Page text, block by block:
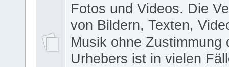
Fotos und Videos. Die
von Bildern, Texten,
Musik ohne Zustimmung
Urhebers ist in vielen